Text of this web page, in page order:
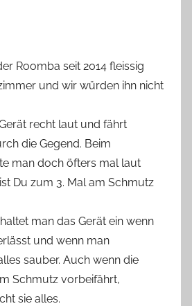
Roomba seit 2014 fleissig
und wir würden ihn nicht
recht laut und fährt
die Gegend. Beim
man doch öfters mal laut
Du zum 3. Mal am Schmutz
man das Gerät ein wenn
und wenn man
sauber. Auch wenn die
Schmutz vorbeifährt,
sie alles.